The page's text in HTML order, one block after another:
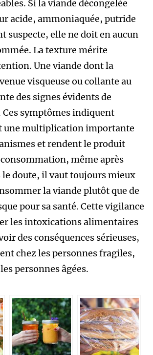
Si la viande décongelée
acide, ammoniaquée, putride
suspecte, elle ne doit en aucun
La texture mérite
Une viande dont la
visqueuse ou collante au
des signes évidents de
symptômes indiquent
une multiplication importante
et rendent le produit
même après
le doute, il vaut toujours mieux
la viande plutôt que de
pour sa santé. Cette vigilance
les intoxications alimentaires
des conséquences sérieuses,
chez les personnes fragiles,
personnes âgées.